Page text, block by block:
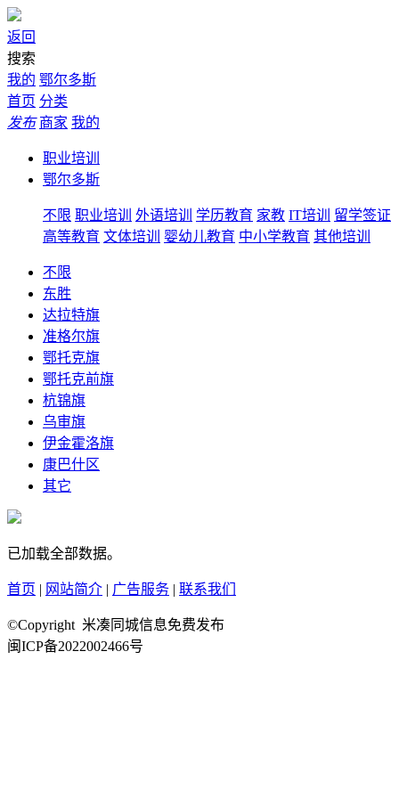
返回
搜索
我的 鄂尔多斯
首页 分类
发布 商家 我的
职业培训
鄂尔多斯
不限 职业培训 外语培训 学历教育 家教 IT培训
留学签证
高等教育 文体培训 婴幼儿教育 中小学教育 其他培训
不限
东胜
达拉特旗
准格尔旗
鄂托克旗
鄂托克前旗
杭锦旗
乌审旗
伊金霍洛旗
康巴什区
其它
已加载全部数据。
首页 | 网站简介 | 广告服务 | 联系我们
©Copyright 米凑同城信息免费发布
闽ICP备2022002466号